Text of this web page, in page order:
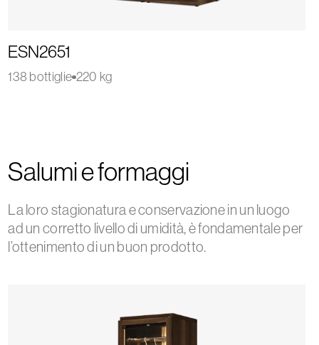
ESN2651
138 bottiglie 220 kg
Salumi e formaggi
La loro stagionatura e conservazione in un luogo
ad un corretto livello di umidità, è fondamentale per
l’ottenimento di un buon prodotto.